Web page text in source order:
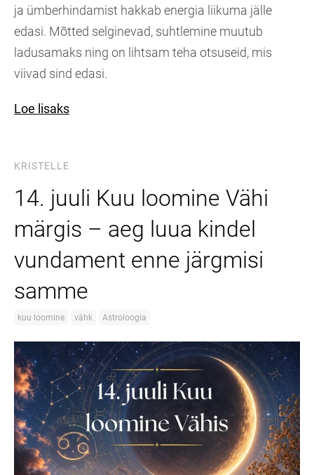
ja ümberhindamist hakkab energia liikuma jälle
edasi. Mõtted selginevad, suhtlemine muutub
ladusamaks ning on lihtsam teha otsuseid, mis
viivad sind edasi.
Loe lisaks
KRISTELLE
14. juuli Kuu loomine Vähi
märgis – aeg luua kindel
vundament enne järgmisi
samme
kuu loomine vähk Astroloogia